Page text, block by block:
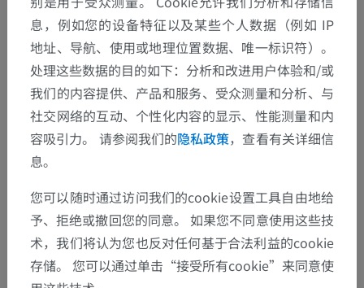
息，例如您的设备特征以及某些个人数据（例如 IP
地址、导航、使用或地理位置数据、唯一标识符）。
处理这些数据的目的如下：分析和改进用户体验和/或
我们的内容提供、产品和服务、受众测量和分析、与
社交网络的互动、个性化内容的显示、性能测量和内
容吸引力。 请参阅我们的隐私政策，查看有关详细信
息。
您可以随时通过访问我们的cookie设置工具自由地给
予、拒绝或撤回您的同意。 如果您不同意使用这些技
术，我们将认为您也反对任何基于合法利益的cookie
存储。 您可以通过单击“接受所有cookie”来同意使